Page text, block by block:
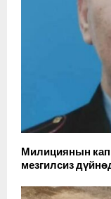
Милициянын
мезгилсиз